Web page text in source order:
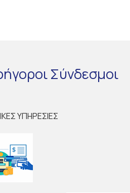
Σύνδεσμοι
ΥΠΗΡΕΣΙΕΣ